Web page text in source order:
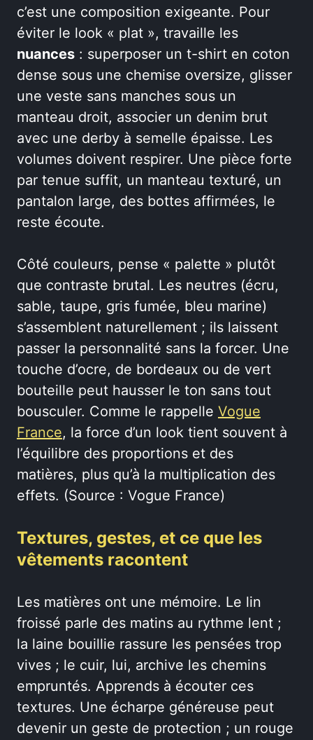
c’est une composition exigeante. Pour
éviter le look « plat », travaille les
nuances : superposer un t-shirt en coton
dense sous une chemise oversize, glisser
une veste sans manches sous un
manteau droit, associer un denim brut
avec une derby à semelle épaisse. Les
volumes doivent respirer. Une pièce forte
par tenue suffit, un manteau texturé, un
pantalon large, des bottes affirmées, le
reste écoute.
Côté couleurs, pense « palette » plutôt
que contraste brutal. Les neutres (écru,
sable, taupe, gris fumée, bleu marine)
s’assemblent naturellement ; ils laissent
passer la personnalité sans la forcer. Une
touche d’ocre, de bordeaux ou de vert
bouteille peut hausser le ton sans tout
bousculer. Comme le rappelle Vogue
France, la force d’un look tient souvent à
l’équilibre des proportions et des
matières, plus qu’à la multiplication des
effets. (Source : Vogue France)
Textures, gestes, et ce que les
vêtements racontent
Les matières ont une mémoire. Le lin
froissé parle des matins au rythme lent ;
la laine bouillie rassure les pensées trop
vives ; le cuir, lui, archive les chemins
empruntés. Apprends à écouter ces
textures. Une écharpe généreuse peut
devenir un geste de protection ; un rouge